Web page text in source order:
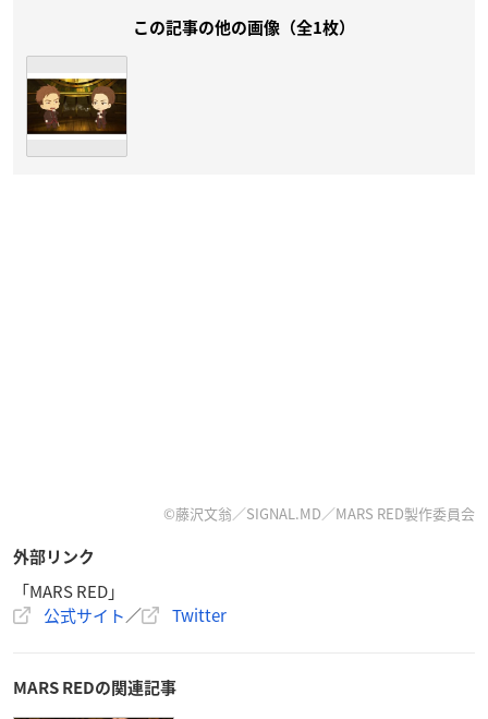
この記事の他の画像（全1枚）
©藤沢文翁／SIGNAL.MD／MARS RED製作委員会
外部リンク
「MARS RED」
公式サイト／ Twitter
MARS REDの関連記事